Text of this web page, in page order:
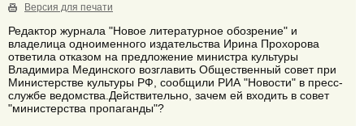
Версия для печати
Редактор журнала "Новое литературное обозрение" и
владелица одноименного издательства Ирина Прохорова
ответила отказом на предложение министра культуры
Владимира Мединского возглавить Общественный совет при
Министерстве культуры РФ, сообщили РИА "Новости" в пресс-
службе ведомства.Действительно, зачем ей входить в совет
"министерства пропаганды"?